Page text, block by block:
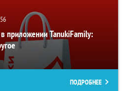
приложении TanukiFamily:
ПОДРОБНЕЕ